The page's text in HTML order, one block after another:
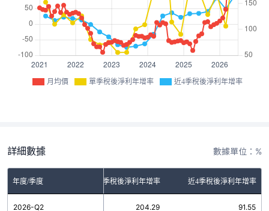
月均價 單季稅後淨利年增率 近4季稅後淨利年增率
詳細數據 數據單位：%
年度/季度 單季稅後淨利年增率 近4季稅後淨利年增率
2026-Q2 204.29 91.55